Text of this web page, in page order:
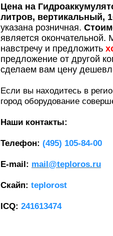
Цена на
литров, вертикальный,
указана розничная.
является
навстречу и предложить
предложение от другой
сделаем вам цену
Если вы находитесь в
город оборудование
Наши контакты:
Телефон: (495) 105-84-00
E-mail: mail@teploros.ru
Скайп: teplorost
ICQ: 241613474